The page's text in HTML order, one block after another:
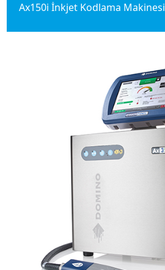
Ax150i İnkjet Kodlama Makinesi